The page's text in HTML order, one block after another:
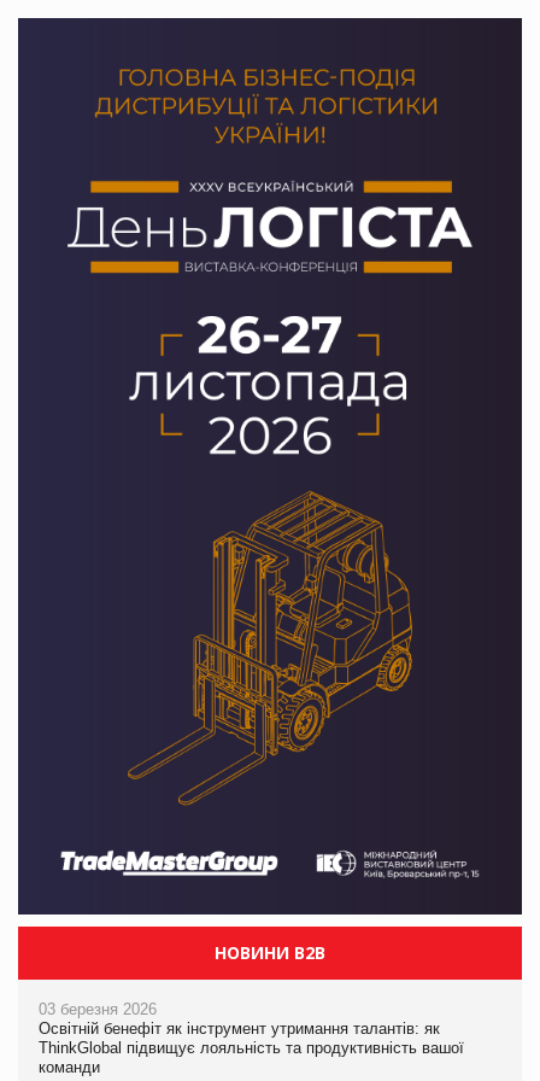
НОВИНИ B2B
03 березня 2026
Освітній бенефіт як інструмент утримання талантів: як
ThinkGlobal підвищує лояльність та продуктивність вашої
команди